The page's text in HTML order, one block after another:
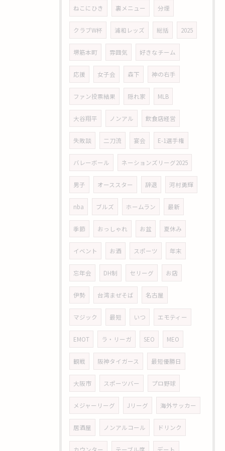
ねこにひき 裏メニュー 分煙
クラブW杯 浦和レッズ 総括 2025
堺筋本町 雰囲気 好きなチーム
応援 女子会 森下 神の右手
ファン投票結果 隠れ家 MLB
大谷翔平 ノンアル 飲食店経営
失敗談 二刀流 宴会 E-1選手権
バレーボール ネーションズリーグ2025
男子 オーススター 辞退 河村勇輝
nba ブルズ ホームラン 最新
季節 おっしゃれ お盆 夏休み
イベント お酒 スポーツ 年末
忘年会 DH制 セリーグ お店
伊勢 台湾まぜそば 名古屋
マジック 最短 いつ エモティー
EMOT ラ・リーガ SEO MEO
観戦 阪神タイガース 最短優勝日
大阪市 スポーツバー プロ野球
メジャーリーグ Jリーグ 海外サッカー
居酒屋 ノンアルコール ドリンク